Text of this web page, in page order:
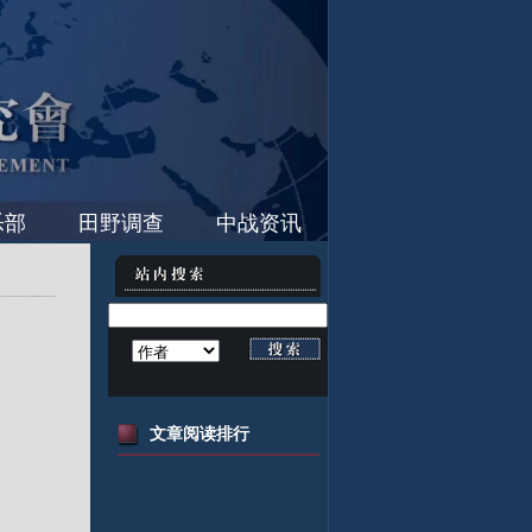
田野调查 中战资讯
文章阅读排行